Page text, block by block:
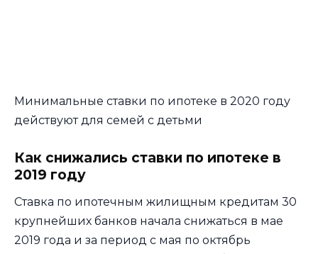
Минимальные ставки по ипотеке в 2020 году
действуют для семей с детьми
Как снижались ставки по ипотеке в
2019 году
Ставка по ипотечным жилищным кредитам 30
крупнейших банков начала снижаться в мае
2019 года и за период с мая по октябрь